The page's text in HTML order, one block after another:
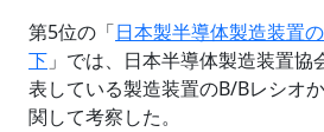
第5位の「日本製半導体製造装置
下」では、日本半導体製造装置協
表している製造装置のB/Bレシオ
関して考察した。